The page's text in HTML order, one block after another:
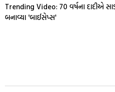
Trending Video: 70 વર્ષના દાદીએ
બનાવ્યા 'બાઈસેપ્સ'